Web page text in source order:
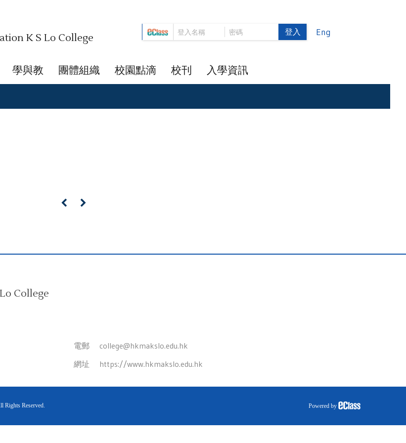
K S Lo College 登入 Eng
學與教 團體組織 校園點滴 校刊 入學資訊
« »
College
電郵 college@hkmakslo.edu.hk
網址 https://www.hkmakslo.edu.hk
Rights Reserved. Powered by